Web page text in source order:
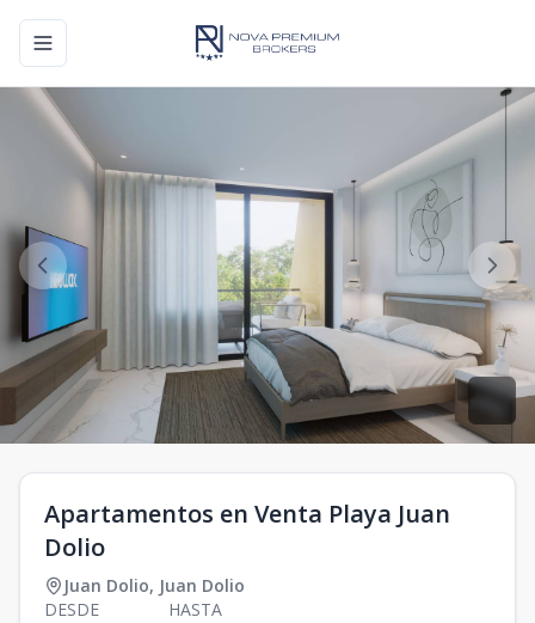
Toggle navigation menu
Apartamentos en Venta Playa Juan
Dolio
Juan Dolio, Juan Dolio
DESDE
HASTA